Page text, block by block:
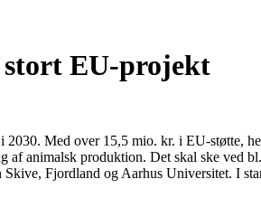
stort EU-projekt
Med over 15,5 mio. kr. i EU-støtte,
animalsk produktion. Det skal ske ved
Fjordland og Aarhus Universitet. I